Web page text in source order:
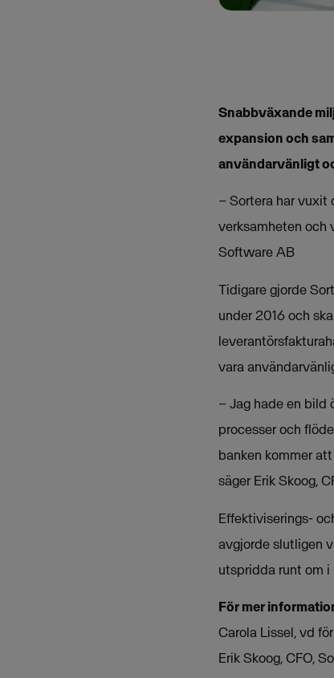
Snabbväxande
expansion och
användarvänligt
– Sortera har
verksamheten och
Software AB
Tidigare gjorde
under 2016 och
vara
– Jag hade en bild
processer och
banken kommer
säger Erik Skoog,
Effektiviserings-
avgjorde slutligen
utspridda runt om i
För mer
Carola Lissel, vd
Erik Skoog, CFO,